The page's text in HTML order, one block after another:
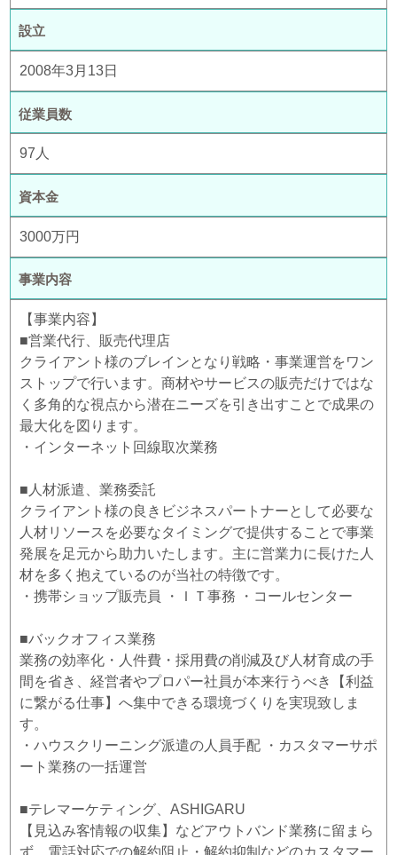
設立
2008年3月13日
従業員数
97人
資本金
3000万円
事業内容
【事業内容】
■営業代行、販売代理店
クライアント様のブレインとなり戦略・事業運営をワン
ストップで行います。商材やサービスの販売だけではな
く多角的な視点から潜在ニーズを引き出すことで成果の
最大化を図ります。
・インターネット回線取次業務
■人材派遣、業務委託
クライアント様の良きビジネスパートナーとして必要な
人材リソースを必要なタイミングで提供することで事業
発展を足元から助力いたします。主に営業力に長けた人
材を多く抱えているのが当社の特徴です。
・携帯ショップ販売員 ・ＩＴ事務 ・コールセンター
■バックオフィス業務
業務の効率化・人件費・採用費の削減及び人材育成の手
間を省き、経営者やプロパー社員が本来行うべき【利益
に繋がる仕事】へ集中できる環境づくりを実現致しま
す。
・ハウスクリーニング派遣の人員手配 ・カスタマーサポ
ート業務の一括運営
■テレマーケティング、ASHIGARU
【見込み客情報の収集】などアウトバンド業務に留まら
ず、電話対応での解約阻止・解約抑制などのカスタマー